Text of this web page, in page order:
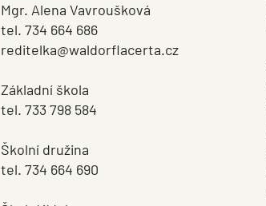
Mgr. Alena Vavroušková
tel. 734 664 686
reditelka@waldorflacerta.cz
Základní škola
tel. 733 798 584
Školní družina
tel. 734 664 690